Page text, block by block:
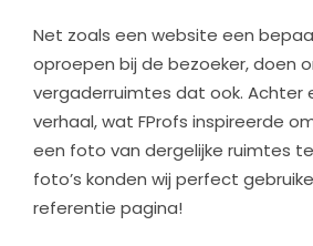
Net zoals een website een
oproepen bij de bezoeker, doen
vergaderruimtes dat ook. Achter
verhaal, wat FProfs inspireerde
een foto van dergelijke ruimtes
foto’s konden wij perfect
referentie pagina!